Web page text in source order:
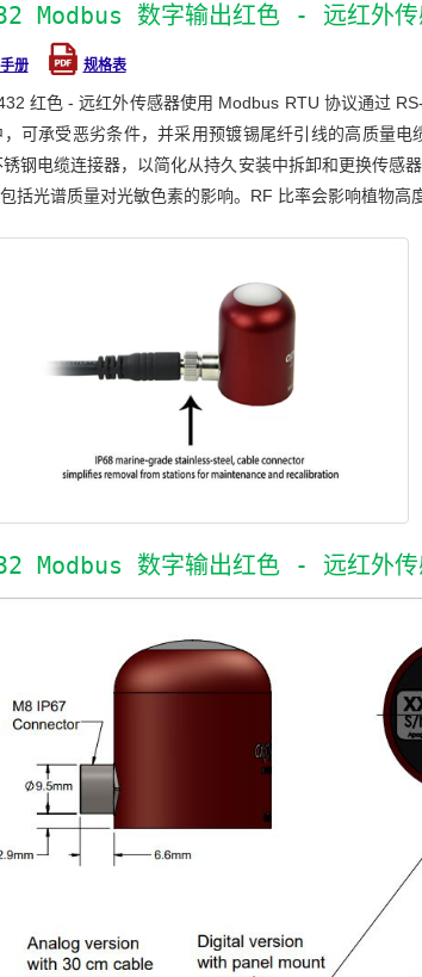
Modbus 数字输出红色 - 远红外传
册 规格表
红色 - 远红外传感器使用 Modbus RTU 协议通过
，可承受恶劣条件，并采用预镀锡尾纤引线的高质量
钢电缆连接器，以简化从持久安装中拆卸和更换传感
括光谱质量对光敏色素的影响。RF 比率会影响植物高
Modbus 数字输出红色 - 远红外传